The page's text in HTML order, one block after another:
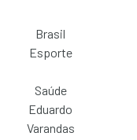
Brasil
Esporte
Saúde
Eduardo
Varandas